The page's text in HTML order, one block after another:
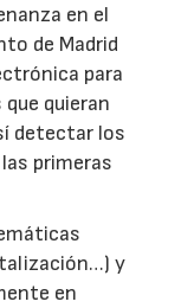
en el
de Madrid
para
quieran
detectar los
primeras
y
en